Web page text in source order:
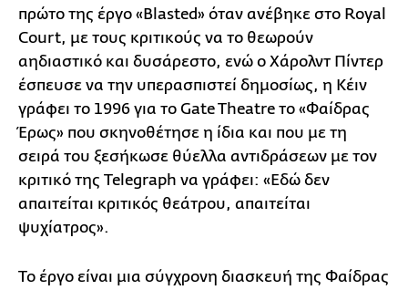
πρώτο της έργο «Blasted» όταν ανέβηκε στο Royal
Court, με τους κριτικούς να το θεωρούν
αηδιαστικό και δυσάρεστο, ενώ ο Χάρολντ Πίντερ
έσπευσε να την υπερασπιστεί δημοσίως, η Κέιν
γράφει το 1996 για το Gate Theatre το «Φαίδρας
Έρως» που σκηνοθέτησε η ίδια και που με τη
σειρά του ξεσήκωσε θύελλα αντιδράσεων με τον
κριτικό της Telegraph να γράφει: «Εδώ δεν
απαιτείται κριτικός θεάτρου, απαιτείται
ψυχίατρος».
Το έργο είναι μια σύγχρονη διασκευή της Φαίδρας